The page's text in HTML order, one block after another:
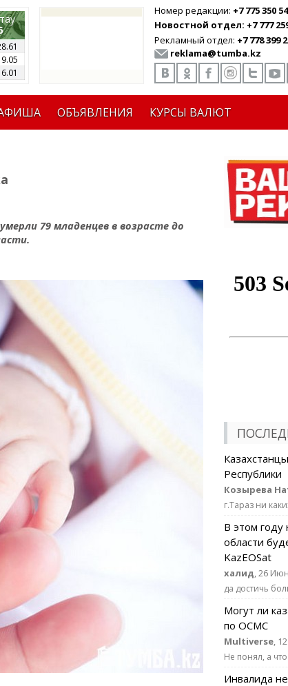
6.01
Номер редакции: +7 775 350
Новостной отдел: +7 777
Рекламный отдел: +7 778 399
reklama@tumba.kz
ОБЪЯВЛЕНИЯ КУРСЫ ВАЛЮТ
79 младенцев в возрасте до
Республики
Козырева
г.Тараз ни
В этом году
области
KazEOSat
халид, 26
да достичь
Могут ли
по ОСМС
Multiverse,
Не понял, а
Инвалида